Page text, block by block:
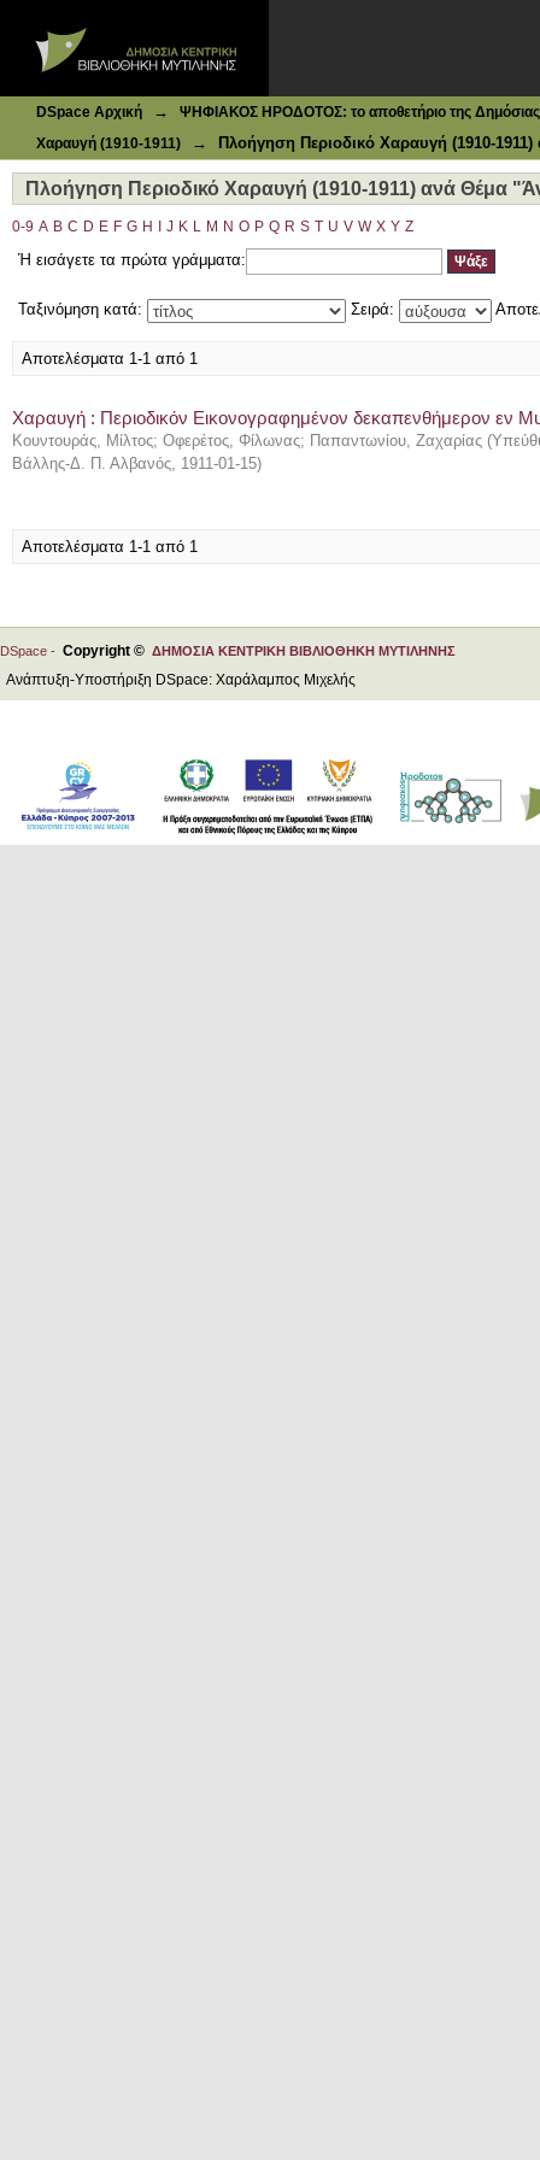
DSpace Αρχική →
ΨΗΦΙΑΚΟΣ ΗΡΟΔΟΤΟΣ: το αποθετήριο της Δημόσιας
Χαραυγή (1910-1911)
→ Πλοήγηση Περιοδικό Χαραυγή (1910-
Πλοήγηση Περιοδικό Χαραυγή (1910-1911) ανά Θέμα
0-9 A B C D E F G H J K L M N O P Q R S T U V W X Y Z
Ή εισάγετε τα πρώτα γράμματα:
Ταξινόμηση κατά: Σειρά:
Αποτελέσματα 1-1 από 1
Χαραυγή : Περιοδικόν Εικονογραφημένον δεκαπενθήμερον εν
Κουντουράς, Μίλτος; Οφερέτος, Φίλωνας; Παπαντωνίου, Ζαχαρίας (
Βάλλης-Δ. Π. Αλβανός, 1911-01-15)
Αποτελέσματα 1-1 από 1
DSpace - Copyright © ΔΗΜΟΣΙΑ ΚΕΝΤΡΙΚΗ ΒΙΒΛΙΟΘΗΚΗ ΜΥΤΙΛΗΝΗΣ
Ανάπτυξη-Υποστήριξη DSpace: Χαράλαμπος Μιχελής